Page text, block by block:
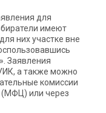
для
имеют
них участке вне
Заявления
а также можно
комиссии
или через